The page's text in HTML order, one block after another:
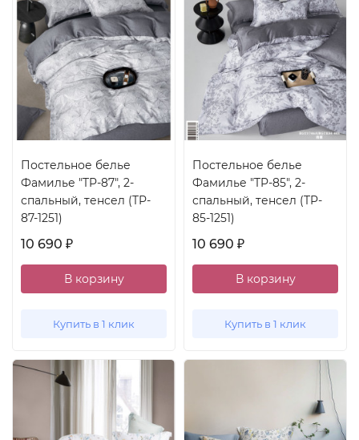
Постельное белье
Фамилье "TP-87", 2-
спальный, тенсел (TP-
87-1251)
10 690 ₽
В корзину
Купить в 1 клик
Постельное белье
Фамилье "TP-85", 2-
спальный, тенсел (TP-
85-1251)
10 690 ₽
В корзину
Купить в 1 клик